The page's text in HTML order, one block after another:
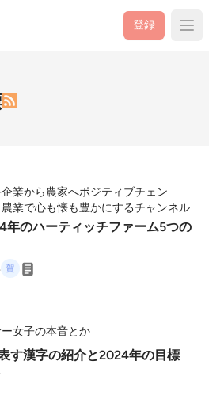
登録
企業から農家へポジティブチェン
業で心も懐も豊かにするチャンネル
年のハーティッチファーム5つの
女子の本音とか
す漢字の紹介と2024年の目標